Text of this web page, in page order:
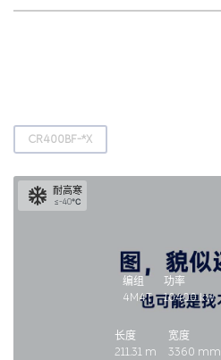
CR400BF-*X
耐高寒
≤-40℃
编组
4M4T
功率
10400 kw
长度
211.31 m
宽度
3360 mm